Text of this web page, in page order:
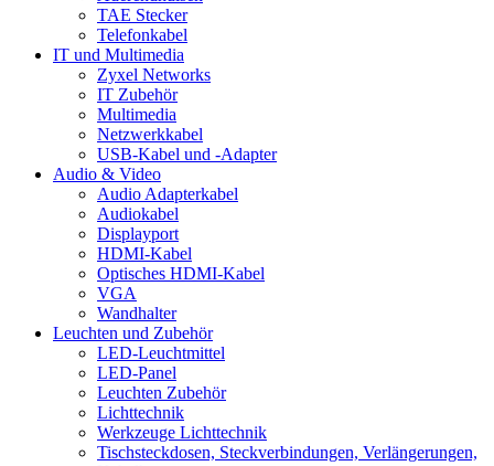
TAE Stecker
Telefonkabel
IT und Multimedia
Zyxel Networks
IT Zubehör
Multimedia
Netzwerkkabel
USB-Kabel und -Adapter
Audio & Video
Audio Adapterkabel
Audiokabel
Displayport
HDMI-Kabel
Optisches HDMI-Kabel
VGA
Wandhalter
Leuchten und Zubehör
LED-Leuchtmittel
LED-Panel
Leuchten Zubehör
Lichttechnik
Werkzeuge Lichttechnik
Tischsteckdosen, Steckverbindungen, Verlängerungen,